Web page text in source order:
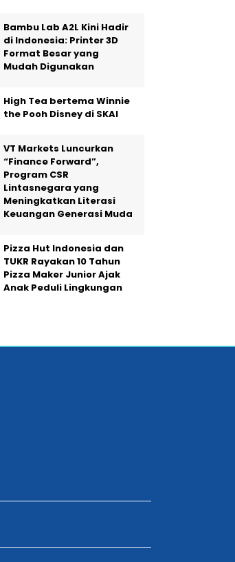
Bambu Lab A2L Kini Hadir
di Indonesia: Printer 3D
Format Besar yang
Mudah Digunakan
High Tea bertema Winnie
the Pooh Disney di SKAI
VT Markets Luncurkan
“Finance Forward”,
Program CSR
Lintasnegara yang
Meningkatkan Literasi
Keuangan Generasi Muda
Pizza Hut Indonesia dan
TUKR Rayakan 10 Tahun
Pizza Maker Junior Ajak
Anak Peduli Lingkungan